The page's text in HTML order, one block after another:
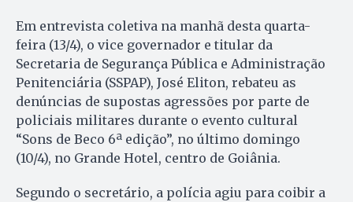
Em entrevista coletiva na manhã desta quarta-
feira (13/4), o vice governador e titular da
Secretaria de Segurança Pública e Administração
Penitenciária (SSPAP), José Eliton, rebateu as
denúncias de supostas agressões por parte de
policiais militares durante o evento cultural
“Sons de Beco 6ª edição”, no último domingo
(10/4), no Grande Hotel, centro de Goiânia.
Segundo o secretário, a polícia agiu para coibir a